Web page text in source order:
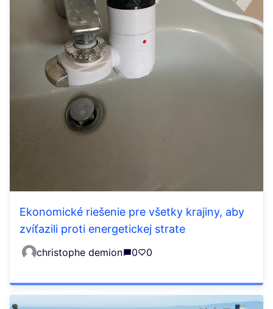
Ekonomické riešenie pre všetky krajiny, aby
zvíťazili proti energetickej strate
christophe demion 0 0